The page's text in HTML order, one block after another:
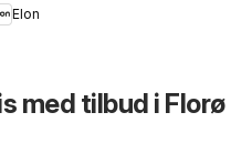
Elon
med tilbud i Florø